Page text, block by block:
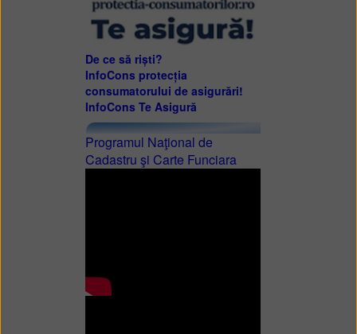
De ce să riști?
InfoCons protecția
consumatorului de asigurări!
InfoCons Te Asigură
Programul Naţional de
Cadastru şi Carte Funciara